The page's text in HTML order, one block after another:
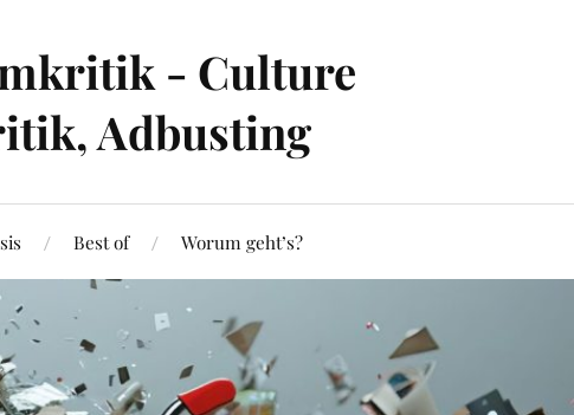
- Culture
Adbusting
Best of Worum geht’s?